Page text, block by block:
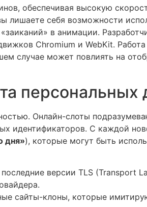
обеспечивая высокую
себя возможности
в анимации.
Chromium и WebKit.
случае может повлиять на
персональных
Онлайн-слоты
идентификаторов. С каждой
дня»), которые могут быть
версии TLS (Transport
сайты-клоны, которые